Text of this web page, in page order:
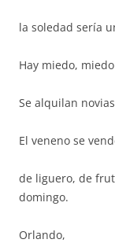
la soledad sería
Hay miedo,
Se alquilan
El veneno se
de liguero, de
domingo.
Orlando,